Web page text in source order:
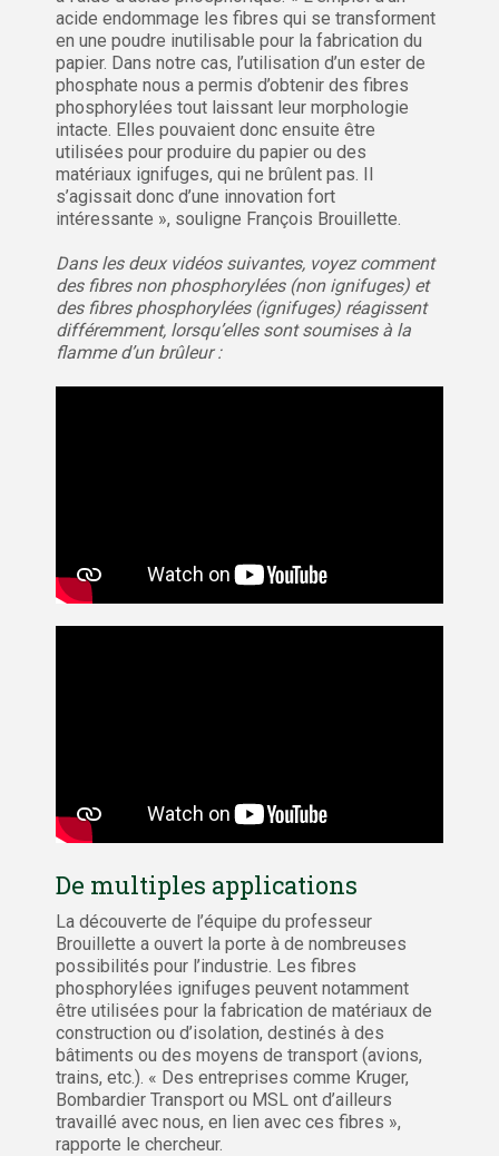
acide endommage les fibres qui se transforment
en une poudre inutilisable pour la fabrication du
papier. Dans notre cas, l’utilisation d’un ester de
phosphate nous a permis d’obtenir des fibres
phosphorylées tout laissant leur morphologie
intacte. Elles pouvaient donc ensuite être
utilisées pour produire du papier ou des
matériaux ignifuges, qui ne brûlent pas. Il
s’agissait donc d’une innovation fort
intéressante », souligne François Brouillette.
Dans les deux vidéos suivantes, voyez comment
des fibres non phosphorylées (non ignifuges) et
des fibres phosphorylées (ignifuges) réagissent
différemment, lorsqu’elles sont soumises à la
flamme d’un brûleur :
De multiples applications
La découverte de l’équipe du professeur
Brouillette a ouvert la porte à de nombreuses
possibilités pour l’industrie. Les fibres
phosphorylées ignifuges peuvent notamment
être utilisées pour la fabrication de matériaux de
construction ou d’isolation, destinés à des
bâtiments ou des moyens de transport (avions,
trains, etc.). « Des entreprises comme Kruger,
Bombardier Transport ou MSL ont d’ailleurs
travaillé avec nous, en lien avec ces fibres »,
rapporte le chercheur.